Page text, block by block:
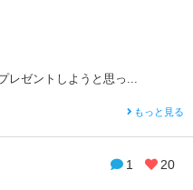
ゼントしようと思っ...
もっと見る
1 20